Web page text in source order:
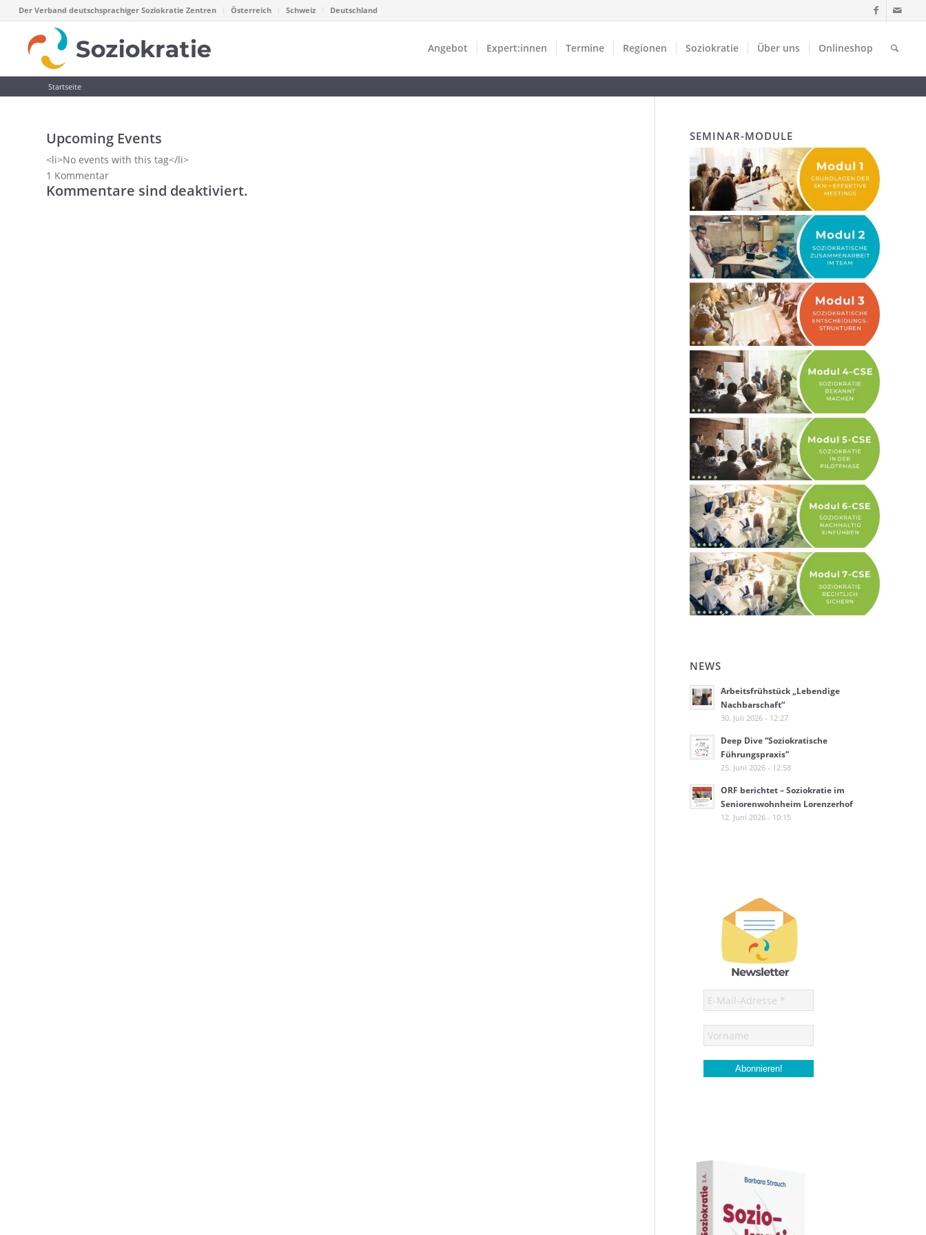
Der Verband deutschsprachiger Soziokratie Zentren Österreich Schweiz Deutschland
Angebot Expert:innen Termine Regionen Soziokratie Über uns Onlineshop
Startseite
Upcoming Events
<li>No events with this tag</li>
1 Kommentar
Kommentare sind deaktiviert.
SEMINAR-MODULE
NEWS
Arbeitsfrühstück „Lebendige
Nachbarschaft“
30. Juli 2026 - 12:27
Deep Dive “Soziokratische
Führungspraxis”
25. Juni 2026 - 12:58
ORF berichtet – Soziokratie im
Seniorenwohnheim Lorenzerhof
12. Juni 2026 - 10:15